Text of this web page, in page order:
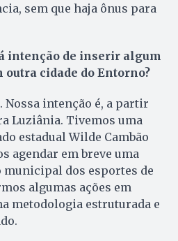
sem que haja ônus para
intenção de inserir algum
outra cidade do Entorno?
Nossa intenção é, a partir
Luziânia. Tivemos uma
estadual Wilde Cambão
agendar em breve uma
municipal dos esportes de
algumas ações em
metodologia estruturada e